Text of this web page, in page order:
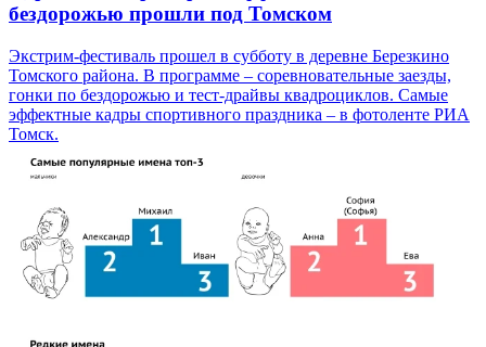
бездорожью прошли под Томском
Экстрим-фестиваль прошел в субботу в деревне Березкино
Томского района. В программе – соревновательные заезды,
гонки по бездорожью и тест-драйвы квадроциклов. Самые
эффектные кадры спортивного праздника – в фотоленте РИА
Томск.